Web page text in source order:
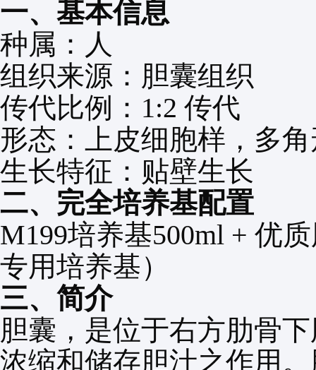
一、基本信息
种属：人
组织来源：胆囊组织
传代比例： 1:2 传代
形态：上皮细胞样，多
生长特征：贴壁生长
二、完全培养基配置
M199培养基500ml + 优
专用培养基）
三、简介
胆囊，是位于右方肋骨
浓缩和储存胆汁之作用